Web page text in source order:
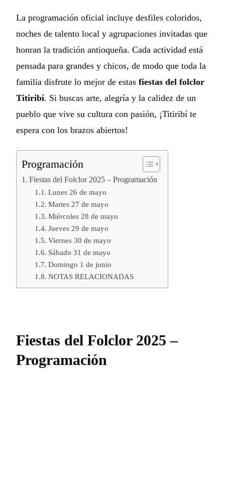
La programación oficial incluye desfiles coloridos,
noches de talento local y agrupaciones invitadas que
honran la tradición antioqueña. Cada actividad está
pensada para grandes y chicos, de modo que toda la
familia disfrute lo mejor de estas fiestas del folclor
Titiribí. Si buscas arte, alegría y la calidez de un
pueblo que vive su cultura con pasión, ¡Titiribí te
espera con los brazos abiertos!
Programación
Fiestas del Folclor 2025 – Programación
Lunes 26 de mayo
Martes 27 de mayo
Miércoles 28 de mayo
Jueves 29 de mayo
Viernes 30 de mayo
Sábado 31 de mayo
Domingo 1 de junio
NOTAS RELACIONADAS
Fiestas del Folclor 2025 –
Programación